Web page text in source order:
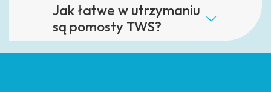
Jak łatwe w utrzymaniu
są pomosty TWS?